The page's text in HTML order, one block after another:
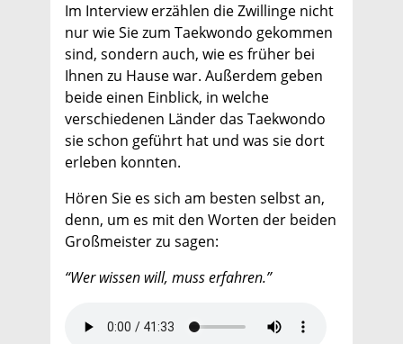
Im Interview erzählen die Zwillinge nicht
nur wie Sie zum Taekwondo gekommen
sind, sondern auch, wie es früher bei
Ihnen zu Hause war. Außerdem geben
beide einen Einblick, in welche
verschiedenen Länder das Taekwondo
sie schon geführt hat und was sie dort
erleben konnten.
Hören Sie es sich am besten selbst an,
denn, um es mit den Worten der beiden
Großmeister zu sagen:
“Wer wissen will, muss erfahren.”